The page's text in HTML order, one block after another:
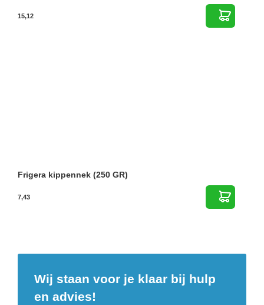
15,12
Frigera kippennek (250 GR)
7,43
Wij staan voor je klaar bij hulp
en advies!